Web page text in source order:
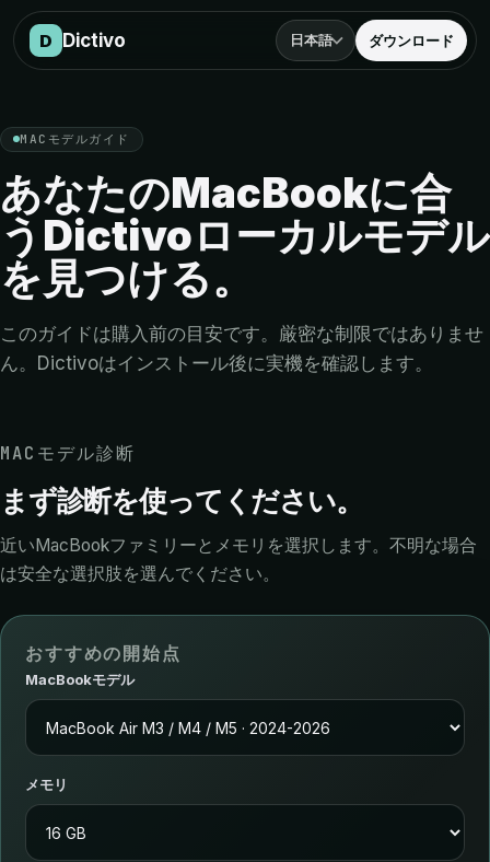
Macモデルガイド
D Dictivo 日本語 ダウンロード
MACモデルガイド
あなたのMacBookに合
うDictivoローカルモデル
を見つける。
このガイドは購入前の目安です。厳密な制限ではありませ
ん。Dictivoはインストール後に実機を確認します。
MACモデル診断
まず診断を使ってください。
近いMacBookファミリーとメモリを選択します。不明な場合
は安全な選択肢を選んでください。
おすすめの開始点
MacBookモデル
メモリ